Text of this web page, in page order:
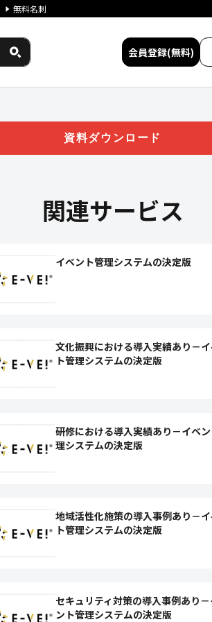
無料名刺
会員登録(無料)
資料ダウンロード
関連サービス
イベント管理システムの決定版
文化振興における導入実績あり－
ト管理システムの決定版
研修における導入実績あり－イベ
理システムの決定版
地域活性化施策の導入事例あり－
ト管理システムの決定版
セキュリティ対策の導入事例あり
ント管理システムの決定版